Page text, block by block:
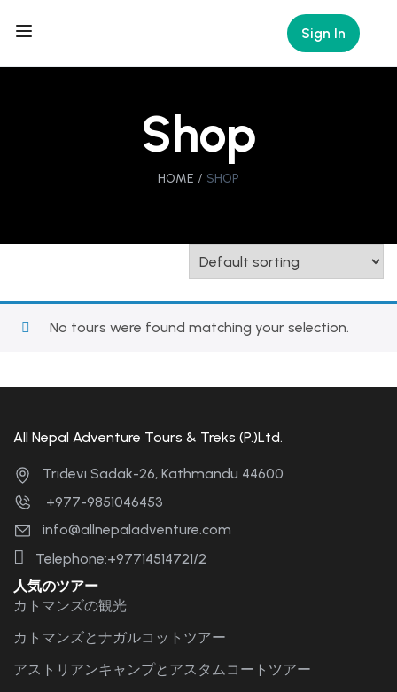
Sign In
Shop
HOME SHOP
No tours were found matching your selection.
All Nepal Adventure Tours & Treks (P.)Ltd.
Tridevi Sadak-26, Kathmandu 44600
+977-9851046453
info@allnepaladventure.com
Telephone:+97714514721/2
人気のツアー
カトマンズの観光
カトマンズとナガルコットツアー
アストリアンキャンプとアスタムコートツアー